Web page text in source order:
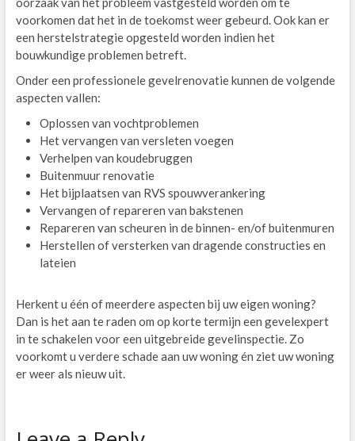
voorkomen dat het in de toekomst weer gebeurd. Ook kan er
een herstelstrategie opgesteld worden indien het
bouwkundige problemen betreft.
Onder een professionele gevelrenovatie kunnen de volgende
aspecten vallen:
Oplossen van vochtproblemen
Het vervangen van versleten voegen
Verhelpen van koudebruggen
Buitenmuur renovatie
Het bijplaatsen van RVS spouwverankering
Vervangen of repareren van bakstenen
Repareren van scheuren in de binnen- en/of buitenmuren
Herstellen of versterken van dragende constructies en
lateien
Herkent u één of meerdere aspecten bij uw eigen woning?
Dan is het aan te raden om op korte termijn een gevelexpert
in te schakelen voor een uitgebreide gevelinspectie. Zo
voorkomt u verdere schade aan uw woning én ziet uw woning
er weer als nieuw uit.